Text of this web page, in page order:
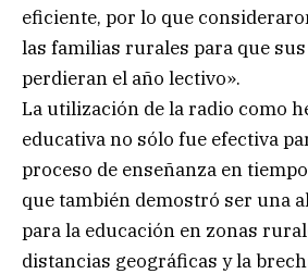
eficiente, por lo que
las familias rurales para que
perdieran el año lectivo».
La utilización de la radio como
educativa no sólo fue efectiva
proceso de enseñanza en
que también demostró ser una
para la educación en zonas
distancias geográficas y la